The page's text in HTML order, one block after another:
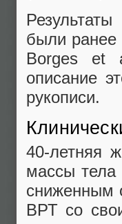
были ранее
Borges et
описание
рукописи.
40-летняя
массы тела
сниженным
ВРТ со